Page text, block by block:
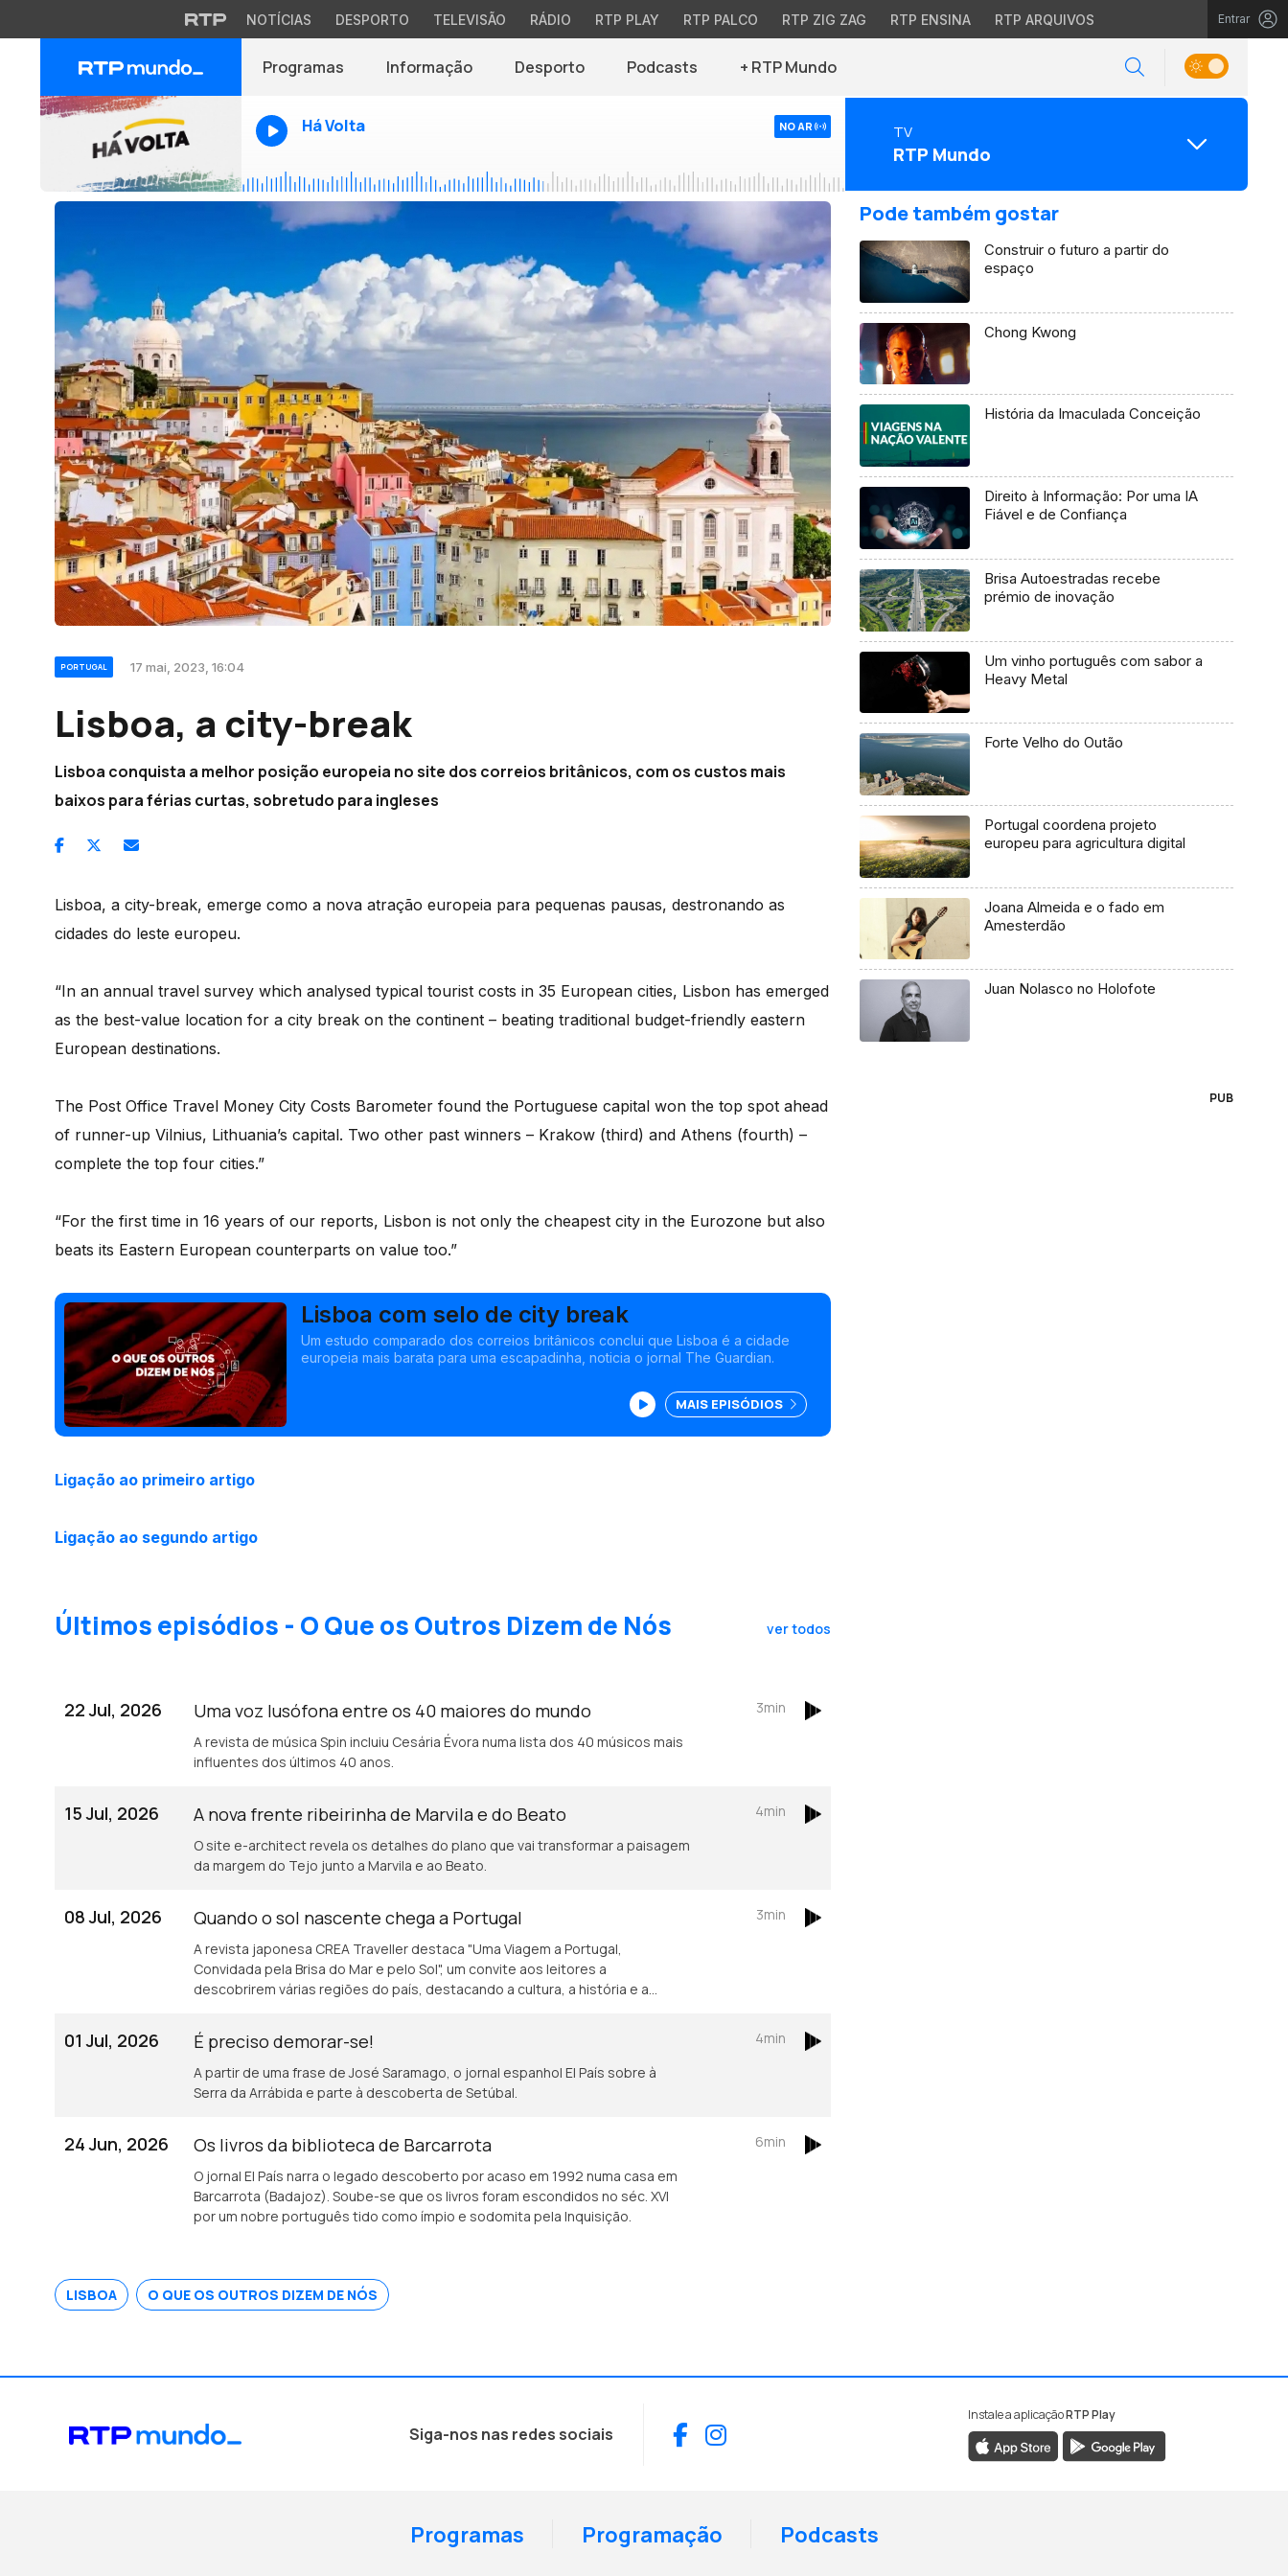
NOTÍCIAS DESPORTO TELEVISÃO RÁDIO RTP PLAY RTP PALCO RTP ZIG ZAG RTP ENSINA RTP ARQUIVOS Entrar
Programas Informação Desporto Podcasts + RTP Mundo
Há Volta NO AR TV
RTP Mundo
PORTUGAL 17 mai, 2023, 16:04
Lisboa, a city-break
Lisboa conquista a melhor posição europeia no site dos correios britânicos, com os custos mais
baixos para férias curtas, sobretudo para ingleses
Lisboa, a city-break, emerge como a nova atração europeia para pequenas pausas, destronando as
cidades do leste europeu.
“In an annual travel survey which analysed typical tourist costs in 35 European cities, Lisbon has emerged
as the best-value location for a city break on the continent – beating traditional budget-friendly eastern
European destinations.
The Post Office Travel Money City Costs Barometer found the Portuguese capital won the top spot ahead
of runner-up Vilnius, Lithuania’s capital. Two other past winners – Krakow (third) and Athens (fourth) –
complete the top four cities.”
“For the first time in 16 years of our reports, Lisbon is not only the cheapest city in the Eurozone but also
beats its Eastern European counterparts on value too.”
Lisboa com selo de city break
Um estudo comparado dos correios britânicos conclui que Lisboa é a cidade
europeia mais barata para uma escapadinha, noticia o jornal The Guardian.
MAIS EPISÓDIOS
Ligação ao primeiro artigo
Ligação ao segundo artigo
Últimos episódios - O Que os Outros Dizem de Nós ver todos
22 Jul, 2026 Uma voz lusófona entre os 40 maiores do mundo
A revista de música Spin incluiu Cesária Évora numa lista dos 40 músicos mais
influentes dos últimos 40 anos.
3min
15 Jul, 2026 A nova frente ribeirinha de Marvila e do Beato
O site e-architect revela os detalhes do plano que vai transformar a paisagem
da margem do Tejo junto a Marvila e ao Beato.
4min
08 Jul, 2026 Quando o sol nascente chega a Portugal
A revista japonesa CREA Traveller destaca "Uma Viagem a Portugal,
Convidada pela Brisa do Mar e pelo Sol", um convite aos leitores a
descobrirem várias regiões do país, destacando a cultura, a história e a
3min
01 Jul, 2026 É preciso demorar-se!
A partir de uma frase de José Saramago, o jornal espanhol El País sobre à
Serra da Arrábida e parte à descoberta de Setúbal.
4min
24 Jun, 2026 Os livros da biblioteca de Barcarrota
O jornal El País narra o legado descoberto por acaso em 1992 numa casa em
Barcarrota (Badajoz). Soube-se que os livros foram escondidos no séc. XVI
por um nobre português tido como ímpio e sodomita pela Inquisição.
6min
LISBOA O QUE OS OUTROS DIZEM DE NÓS
Pode também gostar
Construir o futuro a partir do
espaço
Chong Kwong
História da Imaculada Conceição
Direito à Informação: Por uma IA
Fiável e de Confiança
Brisa Autoestradas recebe
prémio de inovação
Um vinho português com sabor a
Heavy Metal
Forte Velho do Outão
Portugal coordena projeto
europeu para agricultura digital
Joana Almeida e o fado em
Amesterdão
Juan Nolasco no Holofote
PUB
Siga-nos nas redes sociais Facebook
Instagram
Instale a aplicaçãoRTP Play
Programas Programação Podcasts